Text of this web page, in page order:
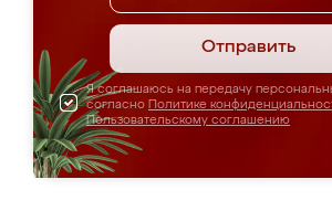
Отправить
Я соглашаюсь на передачу
согласно Политике
Пользовательскому соглашению